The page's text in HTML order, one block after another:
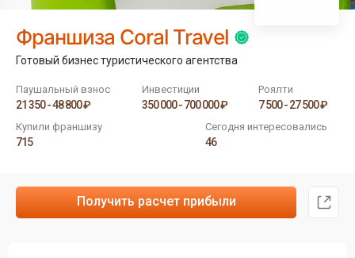
Франшиза Coral Travel
Готовый бизнес туристического агентства
Паушальный взнос
21 350 - 48 800 ₽
Инвестиции
350 000 - 700 000 ₽
Роялти
7 500 - 27 500 ₽
Купили франшизу
715
Сегодня интересовались
46
Получить расчет прибыли